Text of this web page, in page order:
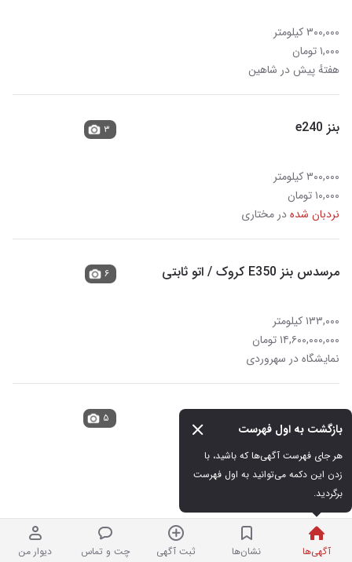
آگهی‌ها
بازگشت به اول فهرست
برگردید.
نشان‌ها ثبت آگهی چت و تماس دیوار من
۳۰۰,۰۰۰ کیلومتر
۱,۰۰۰ تومان
هفتهٔ پیش در شاهین
بنز e240
۳۰۰,۰۰۰ کیلومتر
۱۰,۰۰۰ تومان
نردبان شدهدر مختاری
۳
مرسدس بنز E350 کروک / اتو ثابتی
۱۳۳,۰۰۰ کیلومتر
۱۴,۶۰۰,۰۰۰,۰۰۰ تومان
نمایشگاه در سهروردی
۶
۷۰,۰۰۰ کیلومتر
۱۵,۴۰۰,۰۰۰,۰۰۰ تومان
نردبان شده
۵